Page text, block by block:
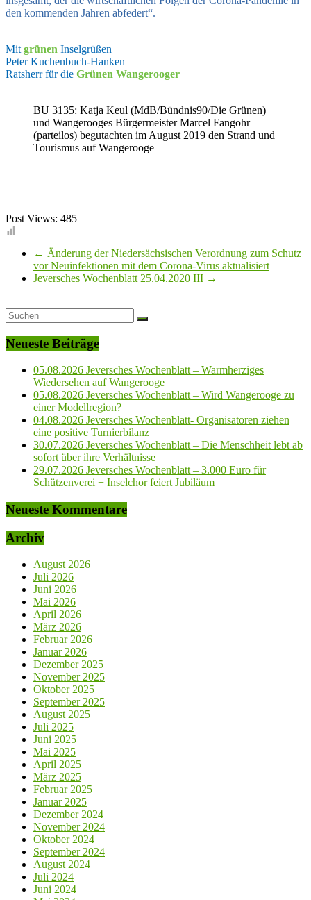
den kommenden Jahren abfedert“.
Mit grünen Inselgrüßen
Peter Kuchenbuch-Hanken
Ratsherr für die Grünen Wangerooger
BU 3135: Katja Keul (MdB/Bündnis90/Die Grünen)
und Wangerooges Bürgermeister Marcel Fangohr
(parteilos) begutachten im August 2019 den Strand und
Tourismus auf Wangerooge
Post Views: 485
← Änderung der Niedersächsischen Verordnung zum Schutz
vor Neuinfektionen mit dem Corona-Virus aktualisiert
Jeversches Wochenblatt 25.04.2020 III →
Neueste Beiträge
05.08.2026 Jeversches Wochenblatt – Warmherziges
Wiedersehen auf Wangerooge
05.08.2026 Jeversches Wochenblatt – Wird Wangerooge zu
einer Modellregion?
04.08.2026 Jeversches Wochenblatt- Organisatoren ziehen
eine positive Turnierbilanz
30.07.2026 Jeversches Wochenblatt – Die Menschheit lebt ab
sofort über ihre Verhältnisse
29.07.2026 Jeversches Wochenblatt – 3.000 Euro für
Schützenverei + Inselchor feiert Jubiläum
Neueste Kommentare
Archiv
August 2026
Juli 2026
Juni 2026
Mai 2026
April 2026
März 2026
Februar 2026
Januar 2026
Dezember 2025
November 2025
Oktober 2025
September 2025
August 2025
Juli 2025
Juni 2025
Mai 2025
April 2025
März 2025
Februar 2025
Januar 2025
Dezember 2024
November 2024
Oktober 2024
September 2024
August 2024
Juli 2024
Juni 2024